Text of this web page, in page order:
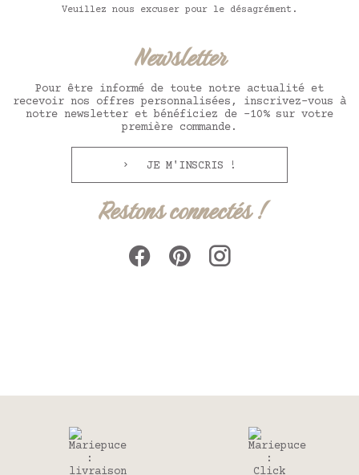
Veuillez nous excuser pour le désagrément.
Newsletter
Pour être informé de toute notre actualité et
recevoir nos offres personnalisées, inscrivez-vous à
notre newsletter et bénéficiez de -10% sur votre
première commande.
JE M'INSCRIS !
Restons connectés !